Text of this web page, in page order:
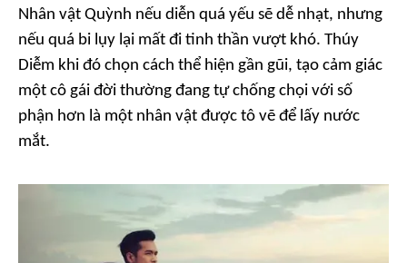
Nhân vật Quỳnh nếu diễn quá yếu sẽ dễ nhạt, nhưng
nếu quá bi lụy lại mất đi tinh thần vượt khó. Thúy
Diễm khi đó chọn cách thể hiện gần gũi, tạo cảm giác
một cô gái đời thường đang tự chống chọi với số
phận hơn là một nhân vật được tô vẽ để lấy nước
mắt.